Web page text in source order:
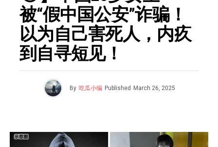
被“假中国公安”诈骗！
以为自己害死人，内疚
到自寻短见！
By 吃瓜小编 Published March 26, 2025